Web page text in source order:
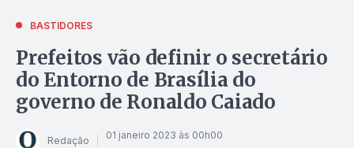
BASTIDORES
Prefeitos vão definir o secretário
do Entorno de Brasília do
governo de Ronaldo Caiado
Redação 01 janeiro 2023 às 00h00